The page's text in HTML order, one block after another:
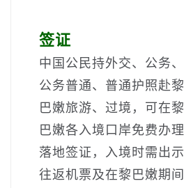
签证
中国公民持外交、公务、
公务普通、普通护照赴黎
巴嫩旅游、过境，可在黎
巴嫩各入境口岸免费办理
落地签证，入境时需出示
往返机票及在黎巴嫩期间